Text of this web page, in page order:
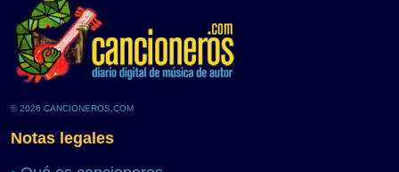
© 2026 CANCIONEROS.COM
Notas legales